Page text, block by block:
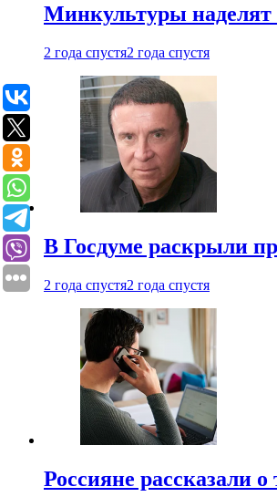
Минкультуры наделят
2 года спустя2 года спустя
В Госдуме раскрыли
2 года спустя2 года спустя
Россияне рассказали